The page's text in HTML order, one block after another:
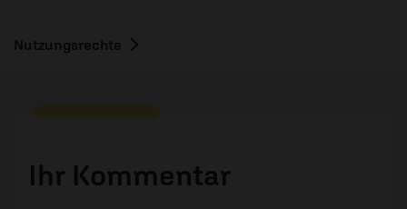
Nutzungsrechte
Ihr Kommentar